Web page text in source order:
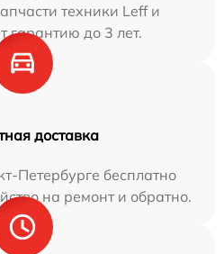
техники Leff и
гарантию до 3 лет.
доставка
Петербурге бесплатно
на ремонт и обратно.